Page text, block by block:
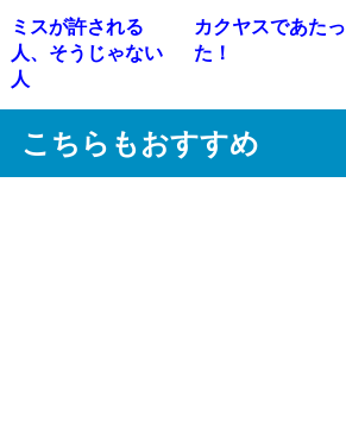
ミスが許される
人、そうじゃない
人
カクヤスであたっ
た！
こちらもおすすめ